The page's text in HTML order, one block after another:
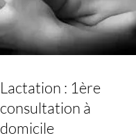
Lactation : 1ère
consultation à
domicile